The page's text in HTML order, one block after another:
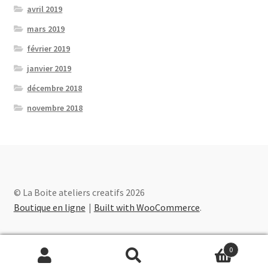
avril 2019
mars 2019
février 2019
janvier 2019
décembre 2018
novembre 2018
© La Boite ateliers creatifs 2026
Boutique en ligne
Built with WooCommerce.
Recherche
Recherche
0